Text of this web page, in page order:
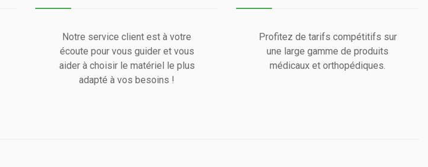
Notre service client est à votre
écoute pour vous guider et vous
aider à choisir le matériel le plus
adapté à vos besoins !
Profitez de tarifs compétitifs sur
une large gamme de produits
médicaux et orthopédiques.